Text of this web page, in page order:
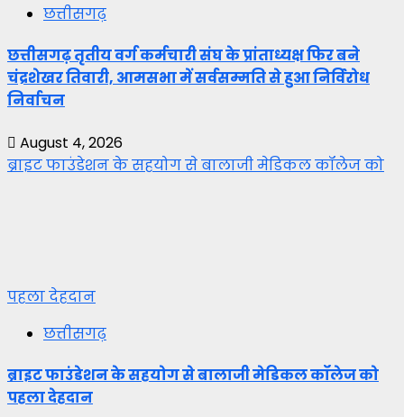
छत्तीसगढ़
छत्तीसगढ़ तृतीय वर्ग कर्मचारी संघ के प्रांताध्यक्ष फिर बने
चंद्रशेखर तिवारी, आमसभा में सर्वसम्मति से हुआ निर्विरोध
निर्वाचन
August 4, 2026
ब्राइट फाउंडेशन के सहयोग से बालाजी मेडिकल कॉलेज को
पहला देहदान
छत्तीसगढ़
ब्राइट फाउंडेशन के सहयोग से बालाजी मेडिकल कॉलेज को
पहला देहदान